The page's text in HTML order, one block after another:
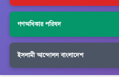
গণঅধিকার পরিষদ
ইসলামী আন্দোলন বাংলাদেশ